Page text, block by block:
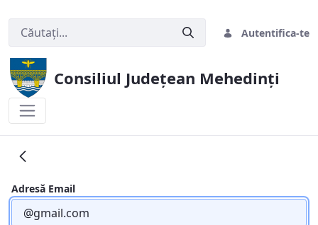
Autentifica-te
Consiliul Județean Mehedinți
Adresă Email